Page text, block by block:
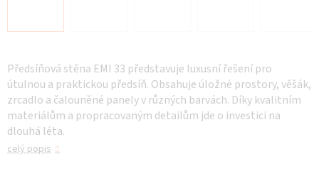
Předsíňová stěna EMI 33 představuje luxusní řešení pro
útulnou a praktickou předsíň. Obsahuje úložné prostory, věšák,
zrcadlo a čalouněné panely v různých barvách. Díky kvalitním
materiálům a propracovaným detailům jde o investici na
dlouhá léta.
celý popis